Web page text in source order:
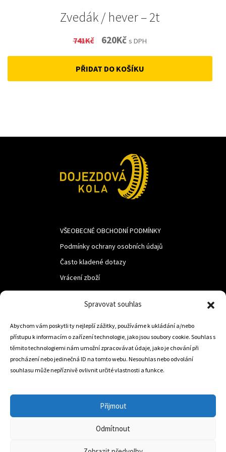
Spravovat souhlas
Abychom vám poskytli ty nejlepší zážitky, používáme k ukládání a/nebo
přístupu k informacím o zařízení technologie, jako jsou soubory cookie. Souhlas s
těmito technologiemi nám umožní zpracovávat údaje, jako je chování při
procházení nebo jedinečná ID na tomto webu. Nesouhlas nebo odvolání
souhlasu může nepříznivě ovlivnit určité vlastnosti a funkce.
Přijmout
Odmítnout
Zvedák / hever – 2t
741Kč
Original
price
was:
620KčCurrent
price
is:
s DPH
PŘIDAT DO KOŠÍKU
VŠEOBECNÉ OBCHODNÍ PODMÍNKY
Podmínky ochrany osobních údajů
Často kladené dotazy
Vrácení zboží
LUF s.r.o.
Nám. M.R.Štefanika 518,
Trstená 02801
info@dojezdovakola.com